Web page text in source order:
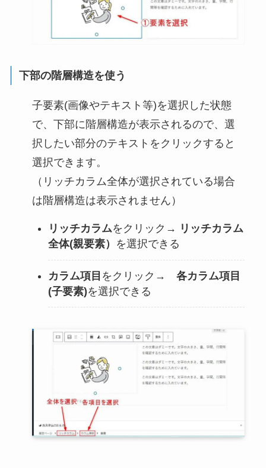
下部の階層構造を使う
子要素(画像やテキスト等)を選択した状態
で、下部に階層構造が表示されるので、選
択したい部分のテキストをクリックすると
選択できます。
（リッチカラム全体が選択されている場合
は階層構造は表示されません）
リッチカラムをクリック→ リッチカラム
全体(親要素）
を選択できる
カラム項目 をクリック→ 各カラム項目
(子要素)を選択できる